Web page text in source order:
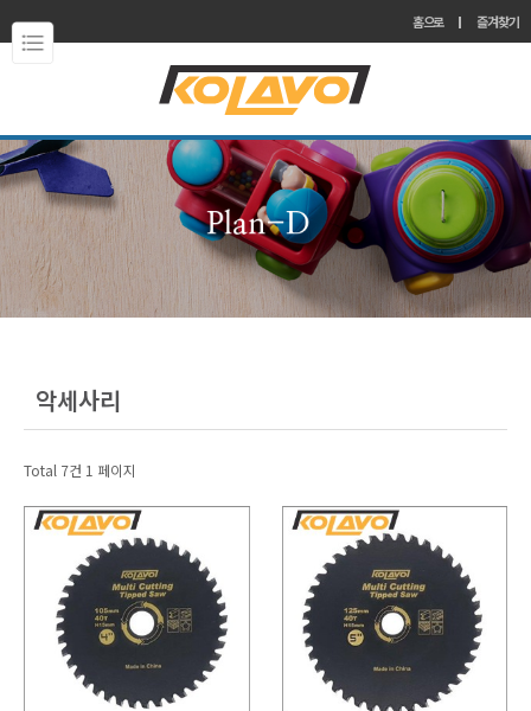
홈으로 즐겨찾기
악세사리
Total 7건 1 페이지